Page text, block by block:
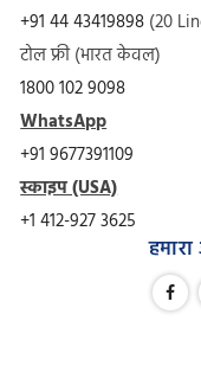
+91 44 43419898 (20
टोल फ्री (भारत केवल)
1800 102 9098
WhatsApp
+91 9677391109
स्काइप (USA)
+1 412-927 3625